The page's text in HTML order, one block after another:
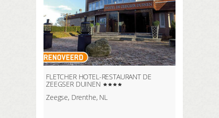
FLETCHER HOTEL-RESTAURANT DE
ZEEGSER DUINEN
Zeegse, Drenthe, NL